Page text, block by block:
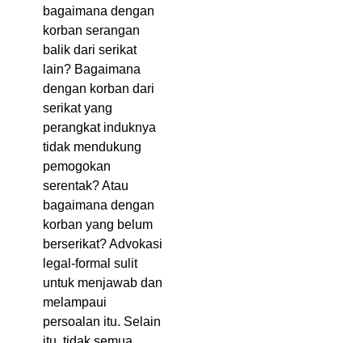
bagaimana dengan
korban serangan
balik dari serikat
lain? Bagaimana
dengan korban dari
serikat yang
perangkat induknya
tidak mendukung
pemogokan
serentak? Atau
bagaimana dengan
korban yang belum
berserikat? Advokasi
legal-formal sulit
untuk menjawab dan
melampaui
persoalan itu. Selain